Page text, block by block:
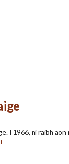
I 1966, ní raibh